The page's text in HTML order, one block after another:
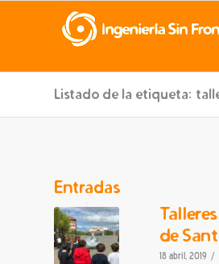
Listado de la etiqueta:
Entradas
de
18 abril, 2019 /